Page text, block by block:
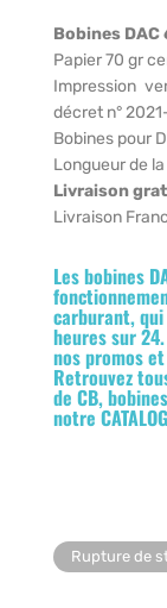
Bobines
Papier 70 gr
Impression
décret n°
Bobines pour
Longueur de
Livraison
Livraison
Les bobines
carburant,
heures sur
nos promos
Retrouvez
de CB,
notre
Rupture de